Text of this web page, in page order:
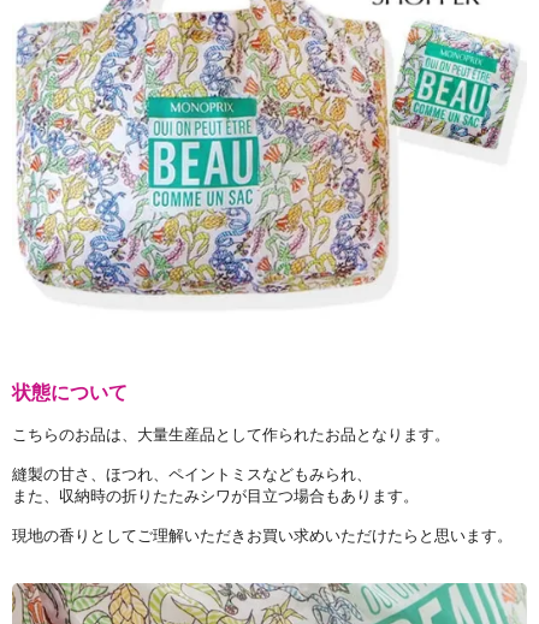
状態について
こちらのお品は、大量生産品として作られたお品となります。
縫製の甘さ、ほつれ、ペイントミスなどもみられ、
また、収納時の折りたたみシワが目立つ場合もあります。
現地の香りとしてご理解いただきお買い求めいただけたらと思います。